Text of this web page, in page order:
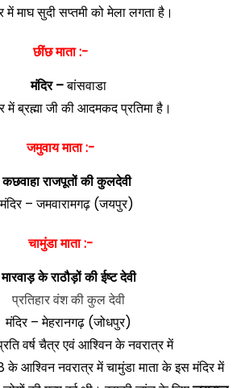
में माघ सुदी सप्तमी को मेला लगता है।
छींछ माता :-
मंदिर –बांसवाडा
में ब्रह्मा जी की आदमकद प्रतिमा है।
जमुवाय माता :-
कछवाहा राजपूतों की कुलदेवी
मंदिर – जमवारामगढ़ (जयपुर)
चामुंडा माता :-
मारवाड़ के राठौड़ों की ईष्ट देवी
प्रतिहार वंश की कुल देवी
मंदिर – मेहरानगढ़ (जोधपुर)
वर्ष चैत्र एवं आश्विन के नवरात्र में
आश्विन नवरात्र में चामुंडा माता के इस मंदिर में